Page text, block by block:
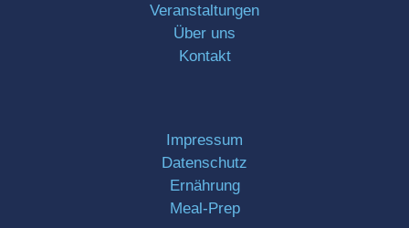
Veranstaltungen
Über uns
Kontakt
Impressum
Datenschutz
Ernährung
Meal-Prep